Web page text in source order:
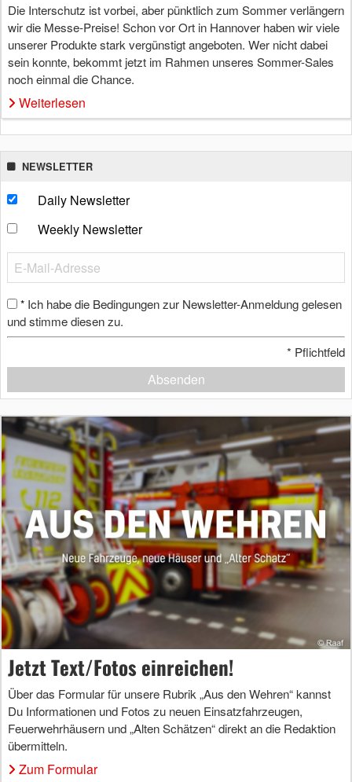
Die Interschutz ist vorbei, aber pünktlich zum Sommer verlängern
wir die Messe-Preise! Schon vor Ort in Hannover haben wir viele
unserer Produkte stark vergünstigt angeboten. Wer nicht dabei
sein konnte, bekommt jetzt im Rahmen unseres Sommer-Sales
noch einmal die Chance.
Weiterlesen
NEWSLETTER
Daily Newsletter
Weekly Newsletter
* Ich habe die Bedingungen zur Newsletter-Anmeldung gelesen
und stimme diesen zu.
* Pflichtfeld
Absenden
Jetzt Text/Fotos einreichen!
Über das Formular für unsere Rubrik „Aus den Wehren“ kannst
Du Informationen und Fotos zu neuen Einsatzfahrzeugen,
Feuerwehrhäusern und „Alten Schätzen“ direkt an die Redaktion
übermitteln.
Zum Formular